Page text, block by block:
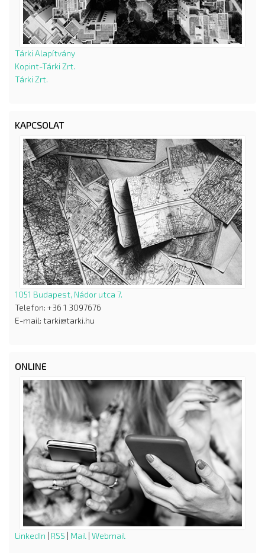
Tárki Alapítvány
Kopint-Tárki Zrt.
Tárki Zrt.
KAPCSOLAT
1051 Budapest, Nádor utca 7.
Telefon: +36 1 3097676
E-mail: tarki@tarki.hu
ONLINE
LinkedIn | RSS | Mail | Webmail